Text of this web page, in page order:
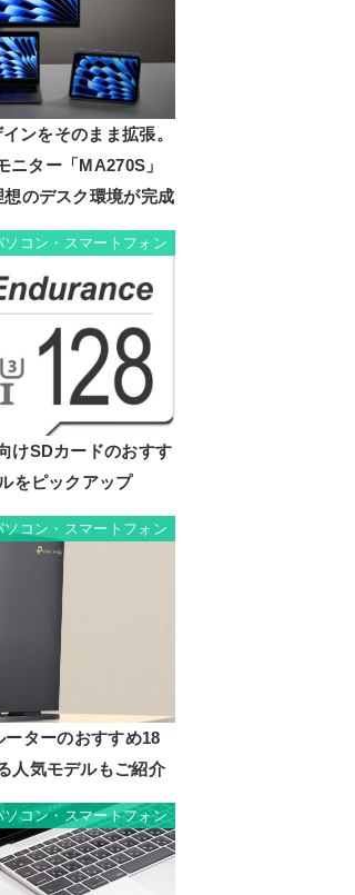
ンをそのまま拡張。
ター「MA270S」
のデスク環境が完成
ソコン・スマートフォン
けSDカードのおすす
をピックアップ
ソコン・スマートフォン
ーターのおすすめ18
人気モデルもご紹介
ソコン・スマートフォン